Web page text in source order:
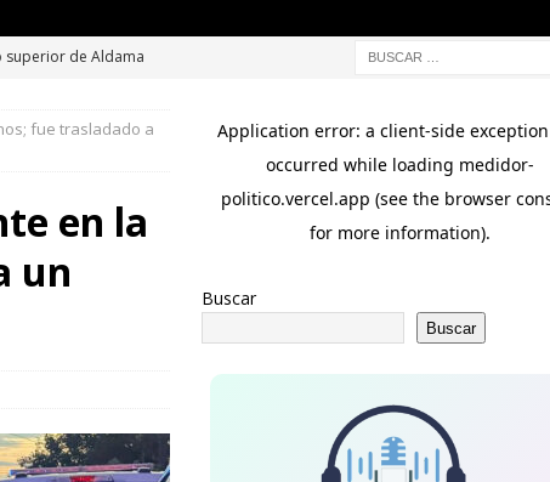
ESTATAL
superior de Aldama
fue trasladado a
en la
un
Buscar
Buscar